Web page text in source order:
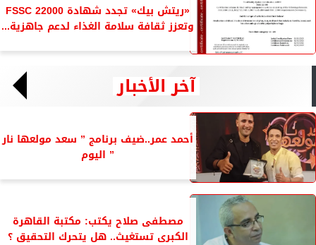
«ريتش بيك» تجدد شهادة FSSC 22000
وتعزز ثقافة سلامة الغذاء لدعم جاهزية...
آخر الأخبار
أحمد عمر..ضيف برنامج ” سعد مولعها نار
” اليوم
مصطفى صلاح يكتب: مكتبة القاهرة
الكبرى تستغيث.. هل يتحرك التحقيق ؟